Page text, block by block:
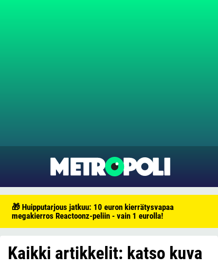
🎁 Huipputarjous jatkuu: 10 euron kierrätysvapaa
megakierros Reactoonz-peliin - vain 1 eurolla!
Kaikki artikkelit: katso kuva